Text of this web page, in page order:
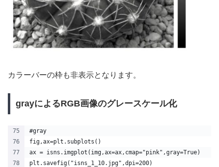
カラーバーの枠も非表示となります。
grayによるRGB画像のグレースケール化
#gray
fig,ax=plt.subplots()
ax = isns.imgplot(img,ax=ax,cmap="pink",gray=True)
plt.savefig("isns_1_10.jpg",dpi=200)